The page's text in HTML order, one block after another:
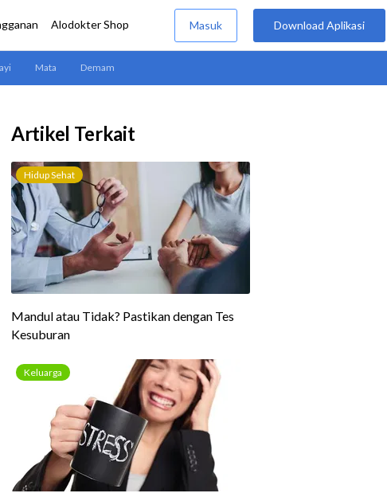
Artikel Terkait